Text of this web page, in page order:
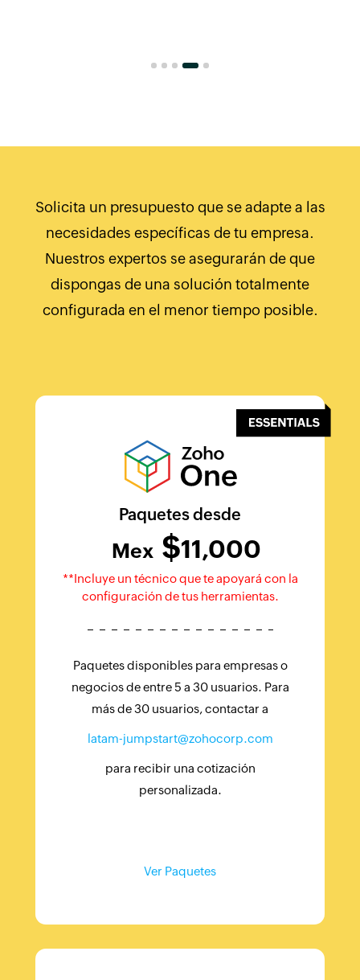
Solicita un presupuesto que se adapte a las
necesidades específicas de tu empresa.
Nuestros expertos se asegurarán de que
dispongas de una solución totalmente
configurada en el menor tiempo posible.
Paquetes desde
Mex $11,000
**Incluye un técnico que te apoyará con la
configuración de tus herramientas.
Paquetes disponibles para empresas o
negocios de entre 5 a 30 usuarios. Para
más de 30 usuarios, contactar a
latam-jumpstart@zohocorp.com
para recibir una cotización
personalizada.
Ver Paquetes